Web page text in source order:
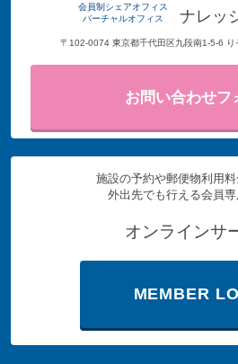
会員制シェアオフィス
バーチャルオフィス
ナレッ
〒102-0074 東京都千代田区九段南1-5-6 り
お問い合わせフ
施設の予約や郵便物利用料
外出先でも行える会員
オンラインサ
MEMBER